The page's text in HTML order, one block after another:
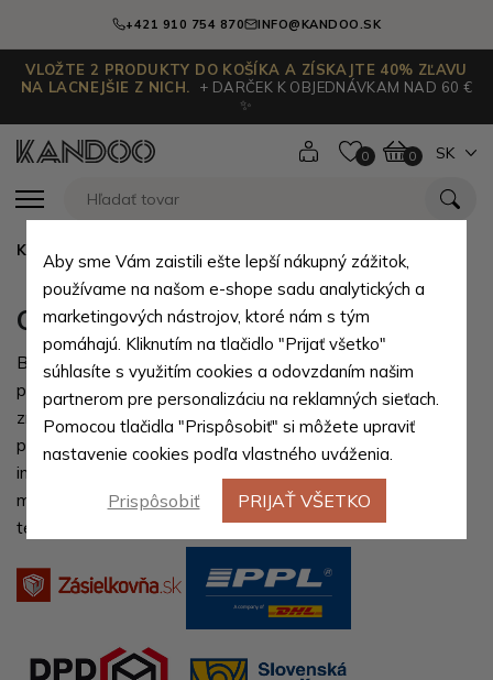
+421 910 754 870 INFO@KANDOO.SK
VLOŽTE 2 PRODUKTY DO KOŠÍKA A ZÍSKAJTE 40% ZĽAVU
NA LACNEJŠIE Z NICH.
+ DARČEK K OBJEDNÁVKAM NAD 60 €
✨
0 0 SK
Kandoo.sk
Cenník dopravy a platby
Bezchybné doručenie balíčkov pre nás zaisťujú tieto
prepravné spoločnosti, s ktorými máme uzavretú rámcovú
zmluvu a garantujú nám bezproblémové a rýchle doručenie
po celej Slovenskej republike. Všetci kuriéri Vás budú
informovať o doručení balíčka vopred (telefonicky a tiež e-
mailom) a môžete sa s nimi dohodnúť na prípadnej zmene
termínu doručenia.
Aby sme Vám zaistili ešte lepší nákupný zážitok,
používame na našom e-shope sadu analytických a
marketingových nástrojov, ktoré nám s tým
pomáhajú. Kliknutím na tlačidlo "Prijať všetko"
súhlasíte s využitím cookies a odovzdaním našim
partnerom pre personalizáciu na reklamných sieťach.
Pomocou tlačidla "Prispôsobiť" si môžete upraviť
nastavenie cookies podľa vlastného uváženia.
Prispôsobiť PRIJAŤ VŠETKO